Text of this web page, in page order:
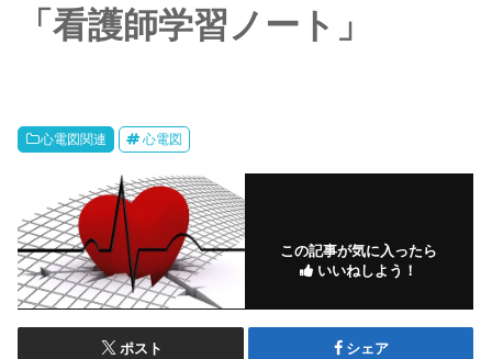
「看護師学習ノート」
心電図関連 心電図
この記事が気に入ったら
いいねしよう！
ポスト シェア